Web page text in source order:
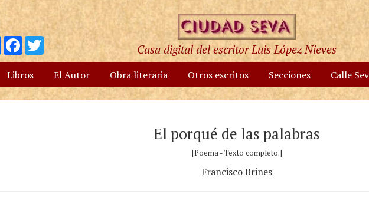
Compartir
Facebook
Twitter
Casa digital del escritor Luis López Nieves
Libros El Autor Obra literaria Otros escritos Secciones Calle
El porqué de las palabras
[Poema - Texto completo.]
Francisco Brines